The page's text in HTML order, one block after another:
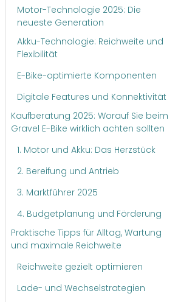
Motor-Technologie 2025: Die
neueste Generation
Akku-Technologie: Reichweite und
Flexibilität
E-Bike-optimierte Komponenten
Digitale Features und Konnektivität
Kaufberatung 2025: Worauf Sie beim
Gravel E-Bike wirklich achten sollten
1. Motor und Akku: Das Herzstück
2. Bereifung und Antrieb
3. Marktführer 2025
4. Budgetplanung und Förderung
Praktische Tipps für Alltag, Wartung
und maximale Reichweite
Reichweite gezielt optimieren
Lade- und Wechselstrategien